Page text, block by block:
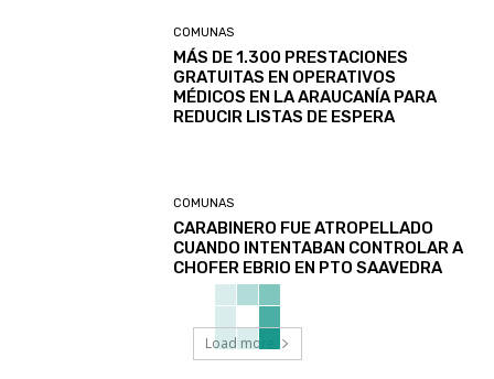
COMUNAS
MÁS DE 1.300 PRESTACIONES
GRATUITAS EN OPERATIVOS
MÉDICOS EN LA ARAUCANÍA PARA
REDUCIR LISTAS DE ESPERA
COMUNAS
CARABINERO FUE ATROPELLADO
CUANDO INTENTABAN CONTROLAR A
CHOFER EBRIO EN PTO SAAVEDRA
Load more